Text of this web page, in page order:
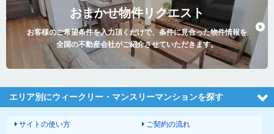
おまかせ物件リクエスト
お客様のご希望条件を入力頂くだけで、条件に見合った物件情報を
全国の不動産会社がご紹介させていただきます。
エリア別にウィークリー・マンスリーマンションを探す
サイトの使い方
ご契約の流れ